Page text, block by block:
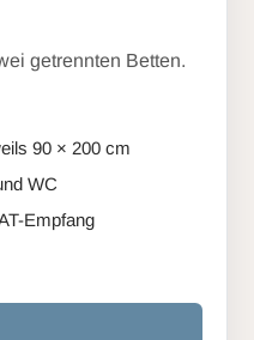
getrennten Betten.
90 × 200 cm
WC
Empfang